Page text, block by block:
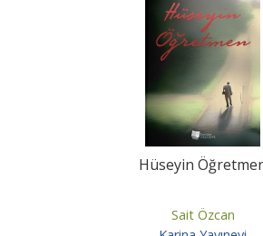
Hüseyin
Sait Özcan